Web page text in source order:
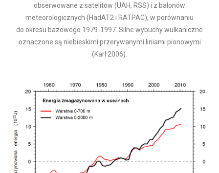
obserwowane z satelitów (UAH, RSS) i z balonów
meteorologicznych (HadAT2 i RATPAC), w porównaniu
do okresu bazowego 1979-1997. Silne wybuchy wulkaniczne
oznaczone są niebieskimi przerywanymi liniami pionowymi
(Karl 2006).